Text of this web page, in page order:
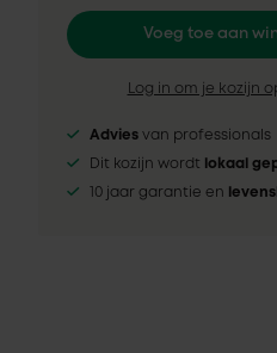
Voeg toe aan
Log in om je kozijn
Advies van professionals
Dit kozijn wordt lokaal
10 jaar garantie en